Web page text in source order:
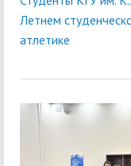
Летнем
атлетике